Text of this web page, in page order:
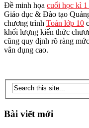
Đề minh họa cuối học kì 1
Giáo dục & Đào tạo
chương trình Toán lớp 10
khối lượng kiến thức
cũng quy định rõ ràng
vân dụng cao.
Bài viết mới